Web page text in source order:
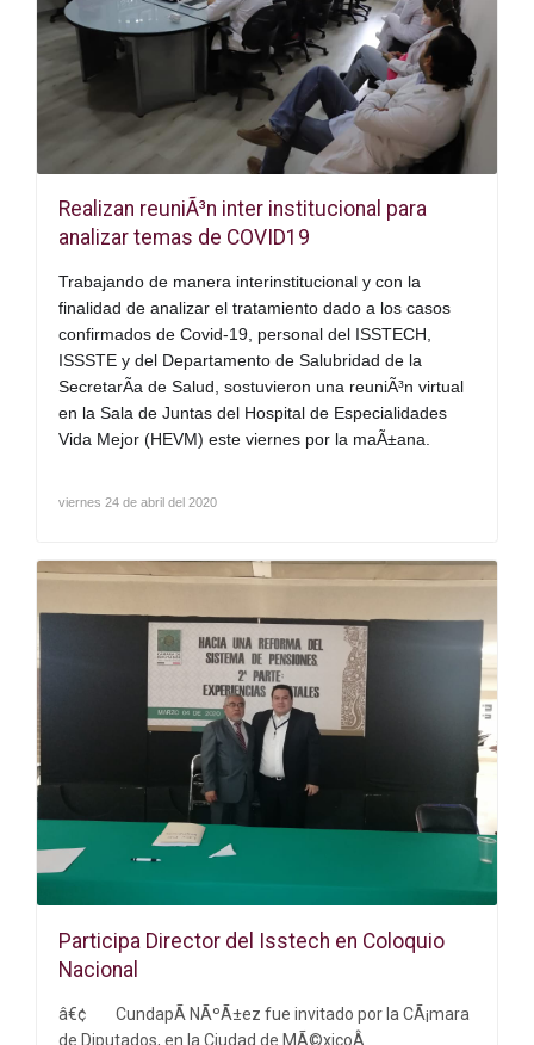
Realizan reuniÃ³n inter institucional para
analizar temas de COVID19
Trabajando de manera interinstitucional y con la
finalidad de analizar el tratamiento dado a los casos
confirmados de Covid-19, personal del ISSTECH,
ISSSTE y del Departamento de Salubridad de la
SecretarÃ­a de Salud, sostuvieron una reuniÃ³n virtual
en la Sala de Juntas del Hospital de Especialidades
Vida Mejor (HEVM) este viernes por la maÃ±ana.
viernes 24 de abril del 2020
Participa Director del Isstech en Coloquio
Nacional
â€¢
CundapÃ­ NÃºÃ±ez fue invitado por la CÃ¡mara
de Diputados, en la Ciudad de MÃ©xicoÂ